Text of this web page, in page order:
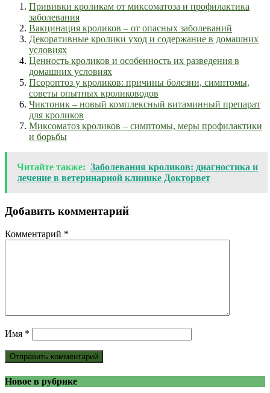
Прививки кроликам от миксоматоза и профилактика
заболевания
Вакцинация кроликов – от опасных заболеваний
Декоративные кролики уход и содержание в домашних
условиях
Ценность кроликов и особенность их разведения в
домашних условиях
Псороптоз у кроликов: причины болезни, симптомы,
советы опытных кролиководов
Чиктоник – новый комплексный витаминный препарат
для кроликов
Миксоматоз кроликов – симптомы, меры профилактики
и борьбы
Читайте также: Заболевания кроликов: диагностика и
лечение в ветеринарной клинике Докторвет
Добавить комментарий
Комментарий *
Имя *
Новое в рубрике